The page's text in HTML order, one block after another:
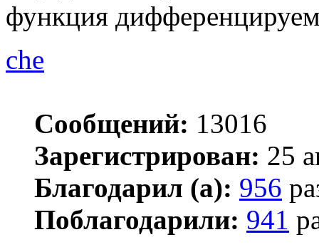
функция
che
Сообщений: 13016
Зарегистрирован: 25
Благодарил (а): 956
Поблагодарили: 941